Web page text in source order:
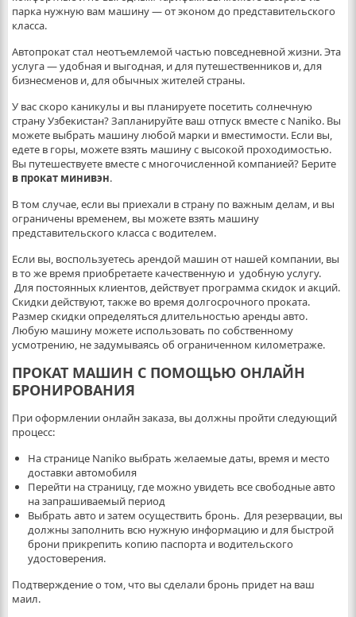
парка нужную вам машину — от эконом до представительского
класса.
Автопрокат стал неотъемлемой частью повседневной жизни. Эта
услуга — удобная и выгодная, и для путешественников и, для
бизнесменов и, для обычных жителей страны.
У вас скоро каникулы и вы планируете посетить солнечную
страну Узбекистан? Запланируйте ваш отпуск вместе с Naniko. Вы
можете выбрать машину любой марки и вместимости. Если вы,
едете в горы, можете взять машину с высокой проходимостью.
Вы путешествуете вместе с многочисленной компанией? Берите
в прокат минивэн.
В том случае, если вы приехали в страну по важным делам, и вы
ограничены временем, вы можете взять машину
представительского класса с водителем.
Если вы, воспользуетесь арендой машин от нашей компании, вы
в то же время приобретаете качественную и удобную услугу.
Для постоянных клиентов, действует программа скидок и акций.
Скидки действуют, также во время долгосрочного проката.
Размер скидки определяться длительностью аренды авто.
Любую машину можете использовать по собственному
усмотрению, не задумываясь об ограниченном километраже.
ПРОКАТ МАШИН С ПОМОЩЬЮ ОНЛАЙН
БРОНИРОВАНИЯ
При оформлении онлайн заказа, вы должны пройти следующий
процесс:
На странице Naniko выбрать желаемые даты, время и место
доставки автомобиля
Перейти на страницу, где можно увидеть все свободные авто
на запрашиваемый период
Выбрать авто и затем осуществить бронь. Для резервации, вы
должны заполнить всю нужную информацию и для быстрой
брони прикрепить копию паспорта и водительского
удостоверения.
Подтверждение о том, что вы сделали бронь придет на ваш
маил.